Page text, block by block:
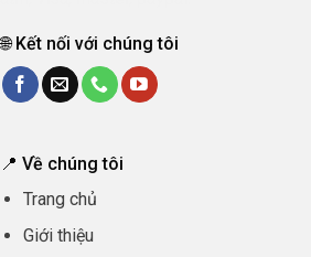
🌐 Kết nối với chúng tôi
📍 Về chúng tôi
Trang chủ
Giới thiệu